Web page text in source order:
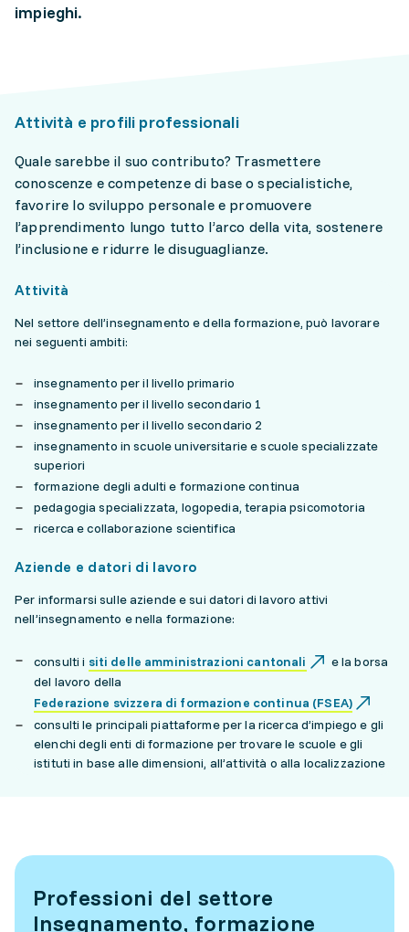
impieghi.
Attività e profili professionali
Quale sarebbe il suo contributo? Trasmettere
conoscenze e competenze di base o specialistiche,
favorire lo sviluppo personale e promuovere
l’apprendimento lungo tutto l’arco della vita, sostenere
l’inclusione e ridurre le disuguaglianze.
Attività
Nel settore dell’insegnamento e della formazione, può lavorare
nei seguenti ambiti:
insegnamento per il livello primario
insegnamento per il livello secondario 1
insegnamento per il livello secondario 2
insegnamento in scuole universitarie e scuole specializzate
superiori
formazione degli adulti e formazione continua
pedagogia specializzata, logopedia, terapia psicomotoria
ricerca e collaborazione scientifica
Aziende e datori di lavoro
Per informarsi sulle aziende e sui datori di lavoro attivi
nell’insegnamento e nella formazione:
consulti i siti delle amministrazioni cantonali
e la borsa
del lavoro della
Federazione svizzera di formazione continua (FSEA)
consulti le principali piattaforme per la ricerca d’impiego e gli
elenchi degli enti di formazione per trovare le scuole e gli
istituti in base alle dimensioni, all’attività o alla localizzazione
Professioni del settore
Insegnamento, formazione